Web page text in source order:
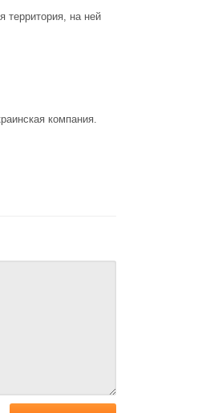
территория, на ней
компания.